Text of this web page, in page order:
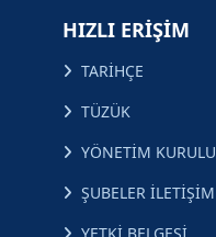
HIZLI ERİŞİM
TARİHÇE
TÜZÜK
YÖNETİM KURULU
ŞUBELER İLETİŞİM
YETKİ BELGESİ